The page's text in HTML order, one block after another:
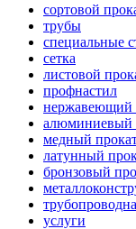
сортовой
трубы
специальные
сетка
листовой
профнастил
нержавеющий
алюминиевый
медный
латунный
бронзовый
услуги